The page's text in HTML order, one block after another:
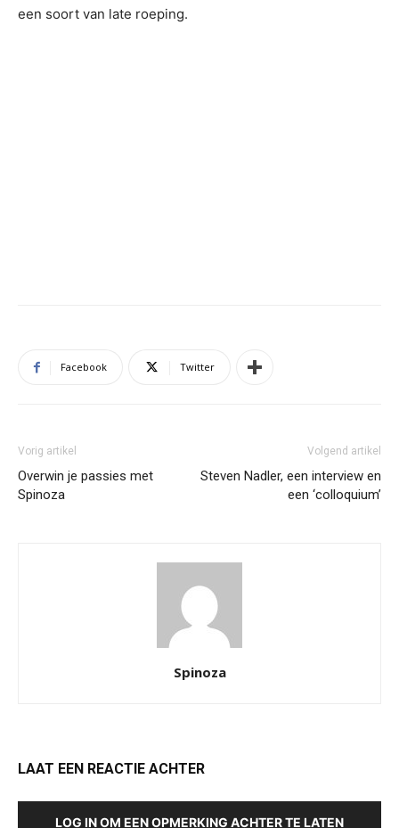
een soort van late roeping.
Facebook Twitter
Vorig artikel
Overwin je passies met
Spinoza
Volgend artikel
Steven Nadler, een interview en
een ‘colloquium’
Spinoza
LAAT EEN REACTIE ACHTER
LOG IN OM EEN OPMERKING ACHTER TE LATEN